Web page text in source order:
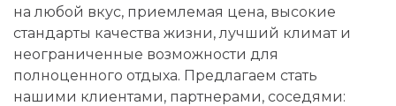
на любой вкус, приемлемая цена, высокие
стандарты качества жизни, лучший климат и
неограниченные возможности для
полноценного отдыха. Предлагаем стать
нашими клиентами, партнерами, соседями: